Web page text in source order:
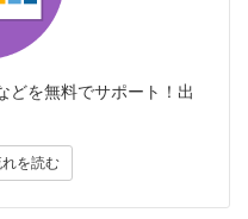
どを無料でサポート！出
を読む